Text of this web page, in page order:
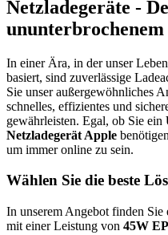
Netzladegeräte -
In einer Ära, in der unser
basiert, sind zuverlässige
Sie unser außergewöhnliches
schnelles, effizientes und
gewährleisten. Egal, ob Sie ein
Netzladegerät Apple
um immer online zu sein.
Wählen Sie die beste
In unserem Angebot finden Sie
mit einer Leistung von 45W